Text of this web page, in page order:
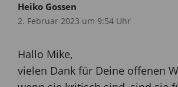
Heiko Gossen
2. Februar 2023 um 9:54 Uhr
Hallo Mike,
vielen Dank für Deine offenen